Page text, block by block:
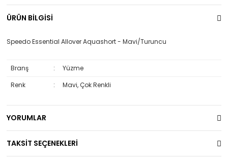
ÜRÜN BİLGİSİ
Speedo Essential Allover Aquashort - Mavi/Turuncu
Branş :
Yüzme
Renk
: Mavi, Çok Renkli
YORUMLAR
TAKSİT SEÇENEKLERİ